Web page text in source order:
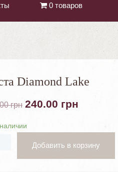
0 товаров
Diamond Lake
грн 240.00 грн
Добавить в корзину